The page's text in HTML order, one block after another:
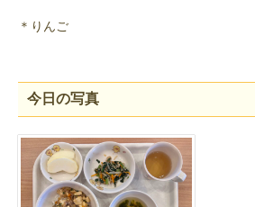
＊りんご
今日の写真